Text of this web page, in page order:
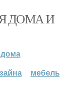
ДОМА И
мебель